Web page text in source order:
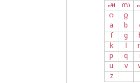
ഷ
സ
റ
റ്റ
a
b
f
g
k
l
p
q
u
v
z